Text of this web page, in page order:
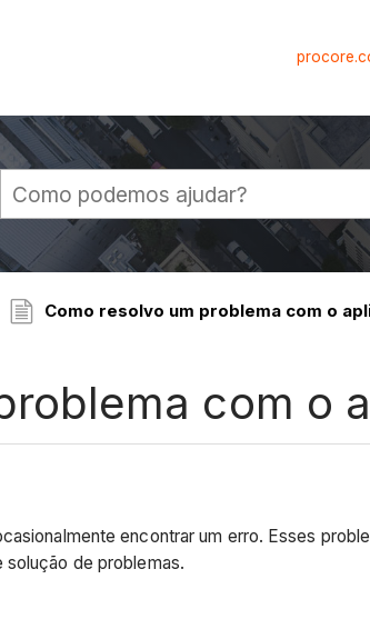
global
Como resolvo um problema com o
com o
encontrar um erro. Esses
de problemas.